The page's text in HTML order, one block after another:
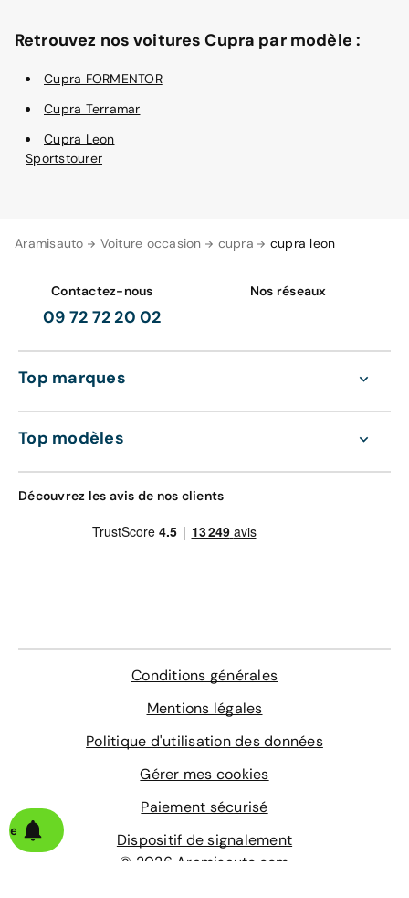
Aramisauto Voiture occasion cupra cupra leon
Retrouvez nos voitures Cupra par modèle :
Cupra FORMENTOR
Cupra Terramar
Cupra Leon
Sportstourer
Contactez-nous
09 72 72 20 02
Nos réseaux
Top marques
Top modèles
Découvrez les avis de nos clients
Conditions générales
Mentions légales
Politique d'utilisation des données
Gérer mes cookies
Paiement sécurisé
Dispositif de signalement
© 2026 Aramisauto.com